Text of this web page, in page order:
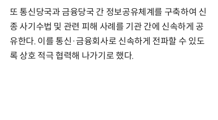
또 통신당국과 금융당국 간 정보공유체계를 구축하여 신
종 사기수법 및 관련 피해 사례를 기관 간에 신속하게 공
유한다. 이를 통신·금융회사로 신속하게 전파할 수 있도
록 상호 적극 협력해 나가기로 했다.